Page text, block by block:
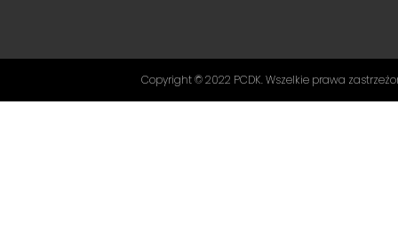
Copyright ©2022 PCDK. Wszelkie prawa